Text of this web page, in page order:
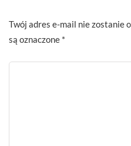
Twój adres e-mail nie zostanie
są oznaczone *